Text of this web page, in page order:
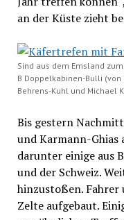
an der Küste zieht
Sind aus dem Emsland
B Doppelkabinen-Bulli (von
Behrens-Kuhl und Michael
Bis gestern
und Karmann-Ghias
darunter einige aus
und der Schweiz.
hinzustoßen.
Zelte aufgebaut.